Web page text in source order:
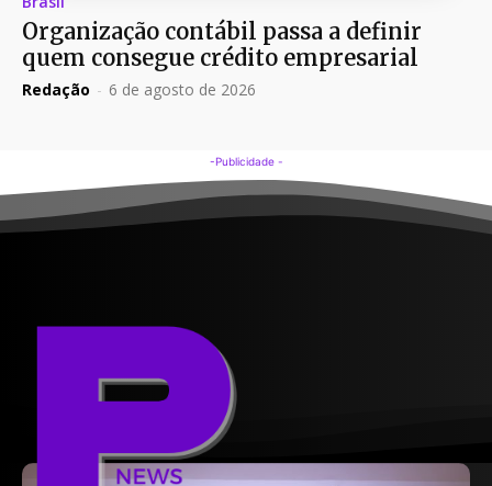
Organização contábil passa a definir
quem consegue crédito empresarial
Redação - 6 de agosto de 2026
-Publicidade -